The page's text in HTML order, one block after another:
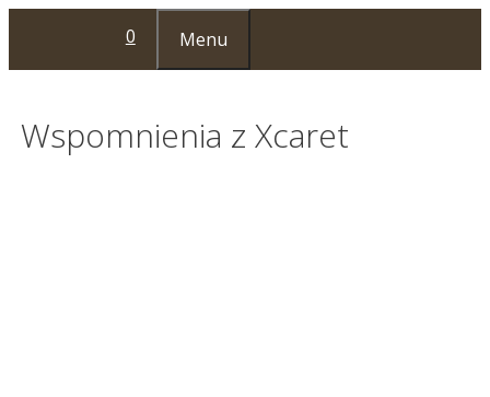
treści
0 Menu
Wspomnienia z Xcaret